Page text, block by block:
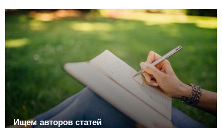
Ищем авторов статей